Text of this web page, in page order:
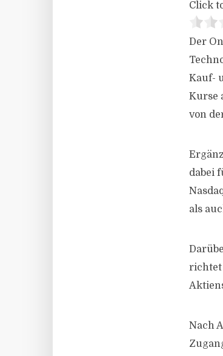
Click
Der
Kauf-
Kurse
von
dabei
als
richtet
Nach